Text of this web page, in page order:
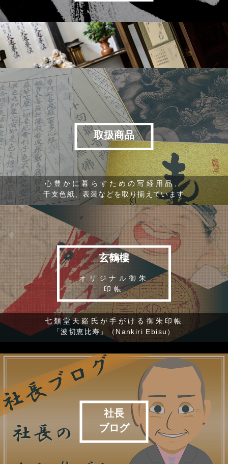
取扱商品
心豊かに暮らすための写経用品、
干支色紙、表装などを取り揃えています
玄鶴樓
オリジナル御朱
印帳
七類堂天谿氏が手がける御朱印帳
「波切恵比寿」（Nankiri Ebisu）
社長
ブログ